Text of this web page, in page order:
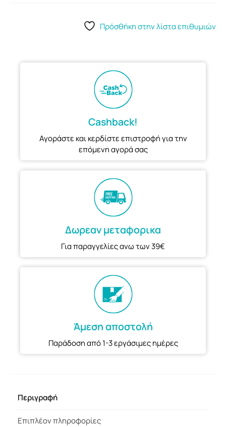
Πρόσθήκη στην λίστα επιθυμιών
Cashback!
Αγοράστε και κερδίστε επιστροφή για την
επόμενη αγορά σας
Δωρεαν μεταφορικα
Για παραγγελίες ανω των 39€
Άμεση αποστολή
Παράδοση από 1-3 εργάσιμες ημέρες
Περιγραφή
Επιπλέον πληροφορίες